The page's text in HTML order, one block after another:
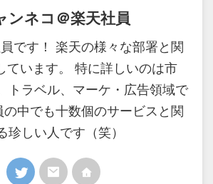
ンネコ＠楽天社員
です！ 楽天の様々な部署と関
ています。 特に詳しいのは市
トラベル、マーケ・広告領域で
中でも十数個のサービスと関
珍しい人です（笑）